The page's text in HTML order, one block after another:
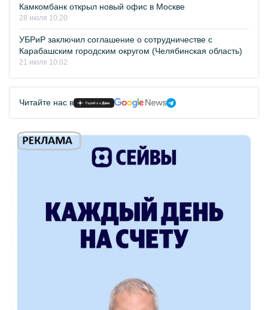
Камкомбанк открыл новый офис в Москве
28 июля 10:20
УБРиР заключил соглашение о сотрудничестве с
Карабашским городским округом (Челябинская область)
21 июля 10:02
Читайте нас в